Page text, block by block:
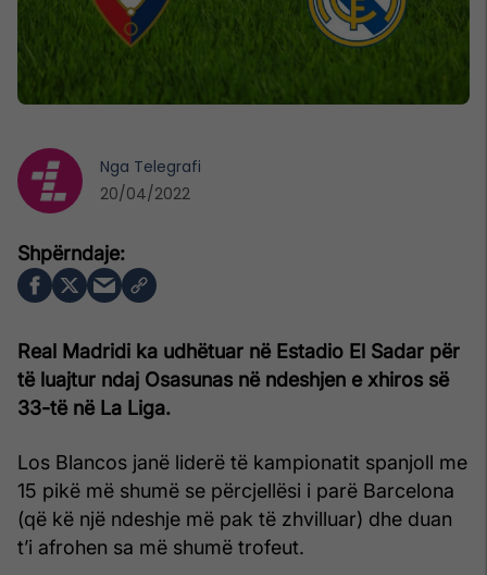
Real Madridi ka udhëtuar në Estadio El Sadar për
të luajtur ndaj Osasunas në ndeshjen e xhiros së
33-të në La Liga.
Los Blancos janë liderë të kampionatit spanjoll me
15 pikë më shumë se përcjellësi i parë Barcelona
(që kë një ndeshje më pak të zhvilluar) dhe duan
t’i afrohen sa më shumë trofeut.
Nga Telegrafi
20/04/2022